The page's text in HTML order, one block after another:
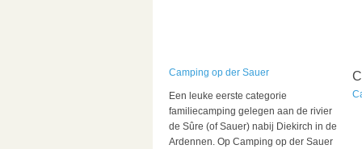
Camping op der Sauer
Een leuke eerste categorie
familiecamping gelegen aan de rivier
de Sûre (of Sauer) nabij Diekirch in de
Ardennen. Op Camping op der Sauer